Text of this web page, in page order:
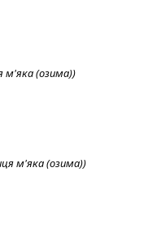
м'яка (озима))
м'яка (озима))